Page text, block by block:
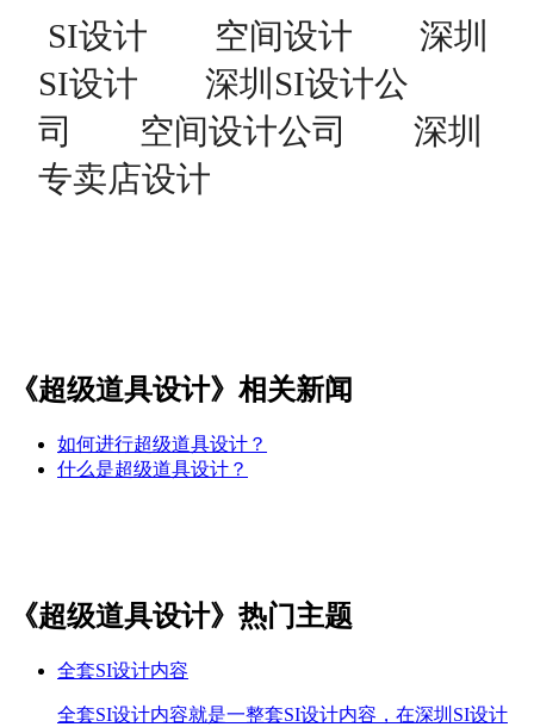
SI设计 空间设计
深圳
SI设计
深圳SI设计公
司
空间设计公司
深圳
专卖店设计
《超级道具设计》相关新闻
如何进行超级道具设计？
什么是超级道具设计？
《超级道具设计》热门主题
全套SI设计内容
全套SI设计内容就是一整套SI设计内容，在深圳SI设计